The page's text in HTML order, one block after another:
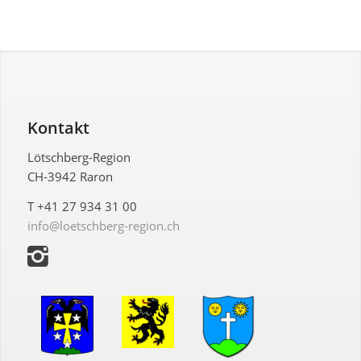
Kontakt
Lötschberg-Region
CH-3942 Raron
T +41 27 934 31 00
info@loetschberg-region.ch